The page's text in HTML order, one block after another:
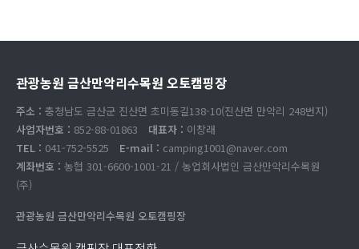
관광농원 금산만악리수목원 오토캠핑장
주소 : 충청남도 금산군 진산면 초미동길138-10(진산면 만악리 248번지)
사업자번호 : 852-88-01863 대표자 : 이창래
TEL : 041-752-5525 E-mail : camping1001@naver.com
계좌번호 : 농협 301-6600-1001-21 / 농업회사법인 금산만악리수목원
(주)
관광농원 금산만악리수목원 오토캠핑장